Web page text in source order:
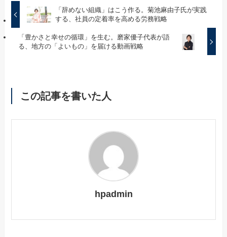
「辞めない組織」はこう作る。菊池麻由子氏が実践
する、社員の定着率を高める労務戦略
「豊かさと幸せの循環」を生む。磨家優子代表が語
る、地方の「よいもの」を届ける動画戦略
この記事を書いた人
hpadmin